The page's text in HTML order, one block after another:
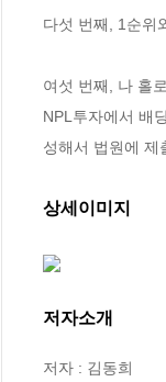
다섯 번째, 1순위
여섯 번째, 나 홀
NPL투자에서 배
성해서 법원에 제
상세이미지
저자소개
저자 : 김동희